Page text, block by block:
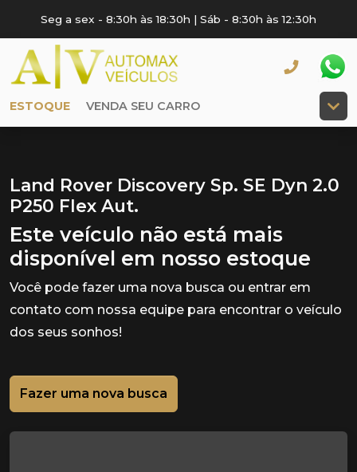
Seg a sex - 8:30h às 18:30h | Sáb - 8:30h às 12:30h
ESTOQUE VENDA SEU CARRO
Land Rover Discovery Sp. SE Dyn 2.0
P250 Flex Aut.
Este veículo não está mais
disponível em nosso estoque
Você pode fazer uma nova busca ou entrar em
contato com nossa equipe para encontrar o veículo
dos seus sonhos!
Fazer uma nova busca